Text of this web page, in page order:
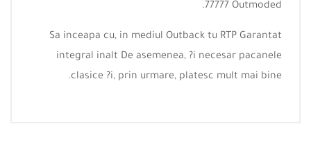
77777 Outmoded.
Sa inceapa cu, in mediul Outback tu RTP Garantat
integral inalt De asemenea, ?i necesar pacanele
clasice ?i, prin urmare, platesc mult mai bine.